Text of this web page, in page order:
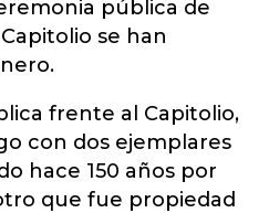
pública de
se han
frente al Capitolio,
con dos ejemplares
hace 150 años por
que fue propiedad